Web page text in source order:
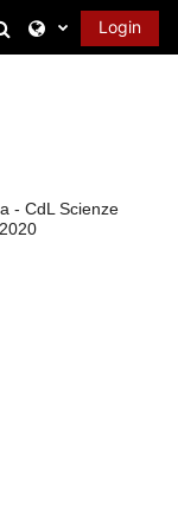
Attiva/disattiva
Login
- CdL Scienze